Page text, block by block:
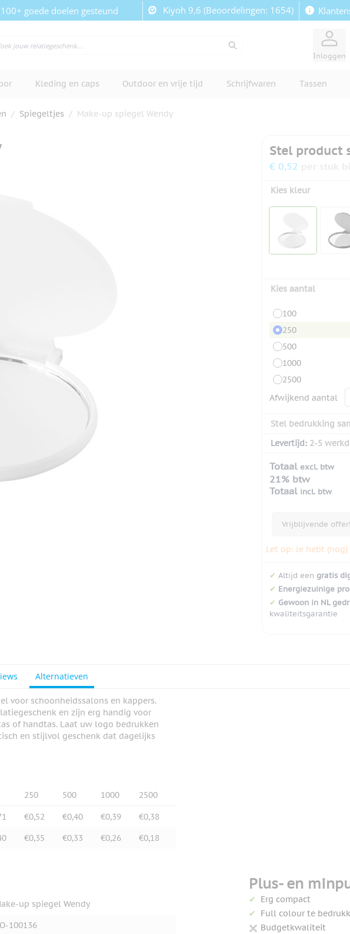
goede doelen gesteund Kiyoh 9,6 (Beoordelingen: 1654)
Inloggen
Kleding en caps Outdoor en vrije tijd Schrijfwaren Tassen
/ Spiegeltjes / Make-up spiegel Wendy
te bekijken
Stel product
€ 0,52 per stuk
Kies kleur
Kies aantal
100
250
500
1000
2500
Afwijkend aantal
Stel bedrukking
Levertijd: 2-5
Totaal excl. btw
21% btw
Totaal incl. btw
Vrijblijvende
Let op: Je hebt
✔ Altijd een gratis
✔ Energiezuinige
✔ Gewoon in NL
kwaliteitsgarantie
Alternatieven
voor schoonheidssalons en kappers.
en zijn erg handig voor
of handtas. Laat uw logo bedrukken
en stijlvol geschenk dat dagelijks
250 500 1000 2500
€0,52 €0,40 €0,39
€0,38
€0,35 €0,33 €0,26 €0,18
up spiegel Wendy
100136
Plus- en
Erg compact
Full colour te
Budgetkwaliteit